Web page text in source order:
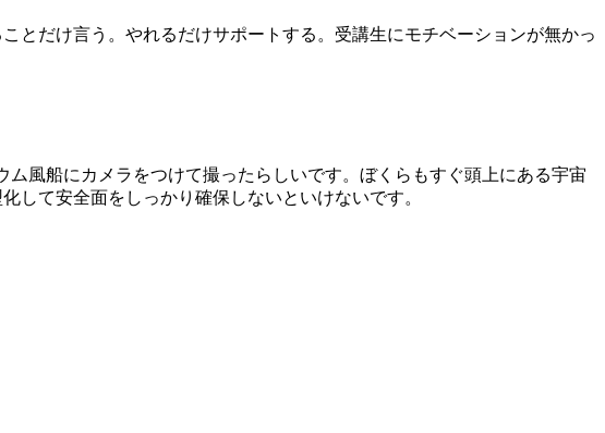
とだけ言う。やれるだけサポートする。受講生にモチベーションが無かっ
風船にカメラをつけて撮ったらしいです。ぼくらもすぐ頭上にある宇宙
して安全面をしっかり確保しないといけないです。